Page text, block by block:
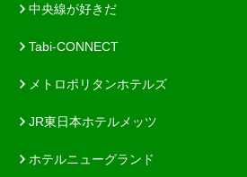
中央線が好きだ
Tabi-CONNECT
メトロポリタンホテルズ
JR東日本ホテルメッツ
ホテルニューグランド